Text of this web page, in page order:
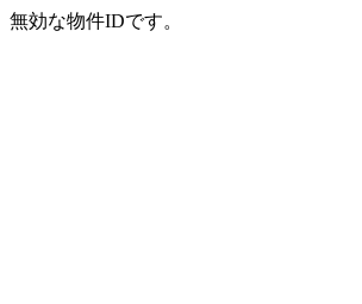
無効な物件IDです。